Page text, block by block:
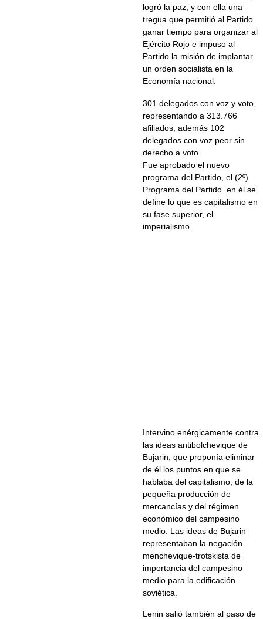
logró la paz, y con ella una
tregua que permitió al Partido
ganar tiempo para organizar al
Ejército Rojo e impuso al
Partido la misión de implantar
un orden socialista en la
Economía nacional.
301 delegados con voz y voto,
representando a 313.766
afiliados, además 102
delegados con voz peor sin
derecho a voto.
Fue aprobado el nuevo
programa del Partido, el (2º)
Programa del Partido. en él se
define lo que es capitalismo en
su fase superior, el
imperialismo.
Intervino enérgicamente contra
las ideas antibolchevique de
Bujarin, que proponía eliminar
de él los puntos en que se
hablaba del capitalismo, de la
pequeña producción de
mercancías y del régimen
económico del campesino
medio. Las ideas de Bujarin
representaban la negación
menchevique-trotskista de
importancia del campesino
medio para la edificación
soviética.
Lenin salió también al paso de